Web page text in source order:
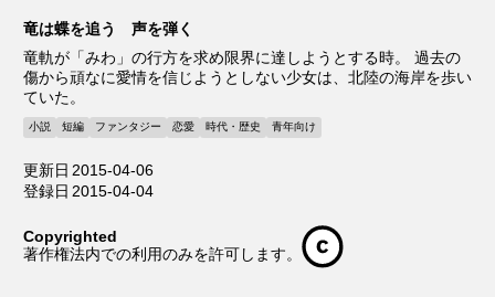
竜は蝶を追う 声を弾く
竜軌が「みわ」の行方を求め限界に達しようとする時。 過去の
傷から頑なに愛情を信じようとしない少女は、北陸の海岸を歩い
ていた。
小説 短編 ファンタジー 恋愛 時代・歴史 青年向け
更新日 2015-04-06
登録日 2015-04-04
Copyrighted
著作権法内での利用のみを許可します。